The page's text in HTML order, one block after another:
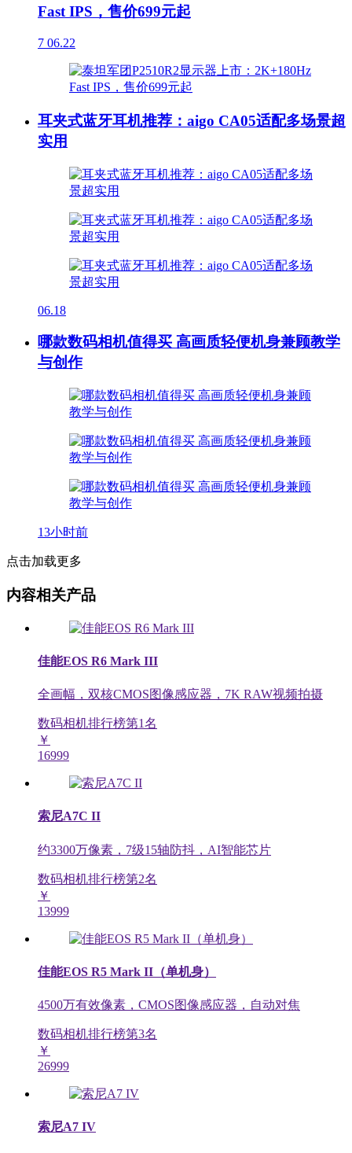
Fast IPS，售价699元起
7 06.22
耳夹式蓝牙耳机推荐：aigo CA05适配多场景超
实用
06.18
哪款数码相机值得买 高画质轻便机身兼顾教学
与创作
13小时前
点击加载更多
内容相关产品
佳能EOS R6 Mark III
全画幅，双核CMOS图像感应器，7K RAW视频拍摄
数码相机排行榜第1名
￥
16999
索尼A7C II
约3300万像素，7级15轴防抖，AI智能芯片
数码相机排行榜第2名
￥
13999
佳能EOS R5 Mark II（单机身）
4500万有效像素，CMOS图像感应器，自动对焦
数码相机排行榜第3名
￥
26999
索尼A7 IV